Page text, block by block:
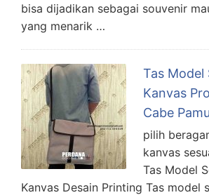
bisa dijadikan sebagai souvenir
yang menarik …
Tas Model
Kanvas
Cabe
pilih
kanvas
Tas Model
Kanvas Desain Printing Tas model